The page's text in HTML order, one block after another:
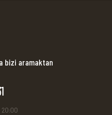
bizi aramaktan
20:00